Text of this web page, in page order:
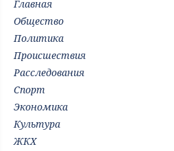
Главная
Общество
Политика
Происшествия
Расследования
Спорт
Экономика
Культура
ЖКХ